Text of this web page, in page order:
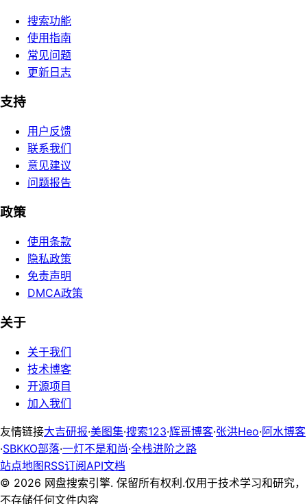
搜索功能
使用指南
常见问题
更新日志
支持
用户反馈
联系我们
意见建议
问题报告
政策
使用条款
隐私政策
免责声明
DMCA政策
关于
关于我们
技术博客
开源项目
加入我们
友情链接大吉研报·美图集·搜索123·辉哥博客·张洪Heo·阿水博客
·SBKKO部落·一灯不是和尚·全栈进阶之路
站点地图RSS订阅API文档
© 2026 网盘搜索引擎. 保留所有权利.仅用于技术学习和研究，
不存储任何文件内容